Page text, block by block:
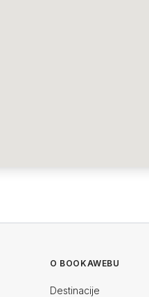
O BOOKAWEBU
Destinacije